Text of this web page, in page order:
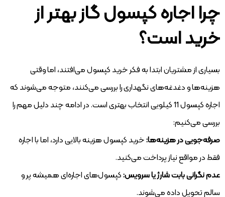
چرا اجاره کپسول گاز بهتر از
خرید است؟
بسیاری از مشتریان ابتدا به فکر خرید کپسول می‌افتند، اما وقتی
هزینه‌ها و دغدغه‌های نگهداری را بررسی می‌کنند، متوجه می‌شوند که
اجاره کپسول 11 کیلویی انتخاب بهتری است. در ادامه چند دلیل مهم را
بررسی می‌کنیم:
صرفه‌جویی در هزینه‌ها:خرید کپسول هزینه بالایی دارد، اما با اجاره
فقط در مواقع نیاز پرداخت می‌کنید.
عدم نگرانی بابت شارژ یا سرویس:کپسول‌های اجاره‌ای همیشه پر و
سالم تحویل داده می‌شوند.